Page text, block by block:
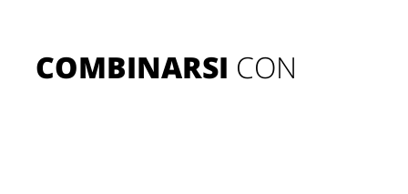
COMBINARSI CON